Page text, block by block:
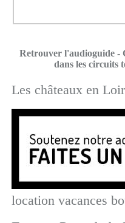
Retrouver l'audioguide -
dans les circuits
Les châteaux en
location vacances